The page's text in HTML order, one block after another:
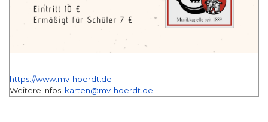
https://www.mv-hoerdt.de
Weitere Infos: karten@mv-hoerdt.de